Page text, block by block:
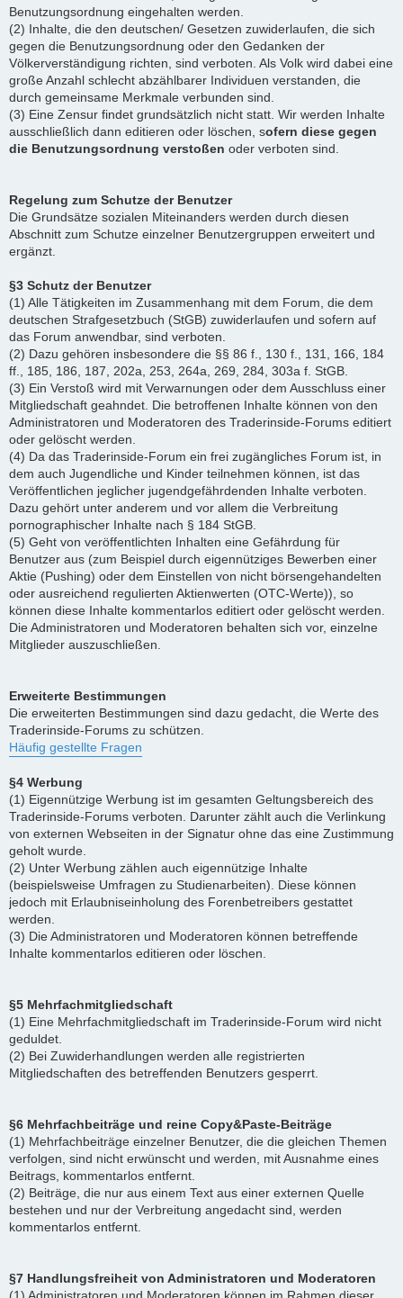
Benutzungsordnung eingehalten werden.
(2) Inhalte, die den deutschen/ Gesetzen zuwiderlaufen, die sich
gegen die Benutzungsordnung oder den Gedanken der
Völkerverständigung richten, sind verboten. Als Volk wird dabei eine
große Anzahl schlecht abzählbarer Individuen verstanden, die
durch gemeinsame Merkmale verbunden sind.
(3) Eine Zensur findet grundsätzlich nicht statt. Wir werden Inhalte
ausschließlich dann editieren oder löschen, sofern diese gegen
die Benutzungsordnung verstoßen oder verboten sind.
Regelung zum Schutze der Benutzer
Die Grundsätze sozialen Miteinanders werden durch diesen
Abschnitt zum Schutze einzelner Benutzergruppen erweitert und
ergänzt.
§3 Schutz der Benutzer
(1) Alle Tätigkeiten im Zusammenhang mit dem Forum, die dem
deutschen Strafgesetzbuch (StGB) zuwiderlaufen und sofern auf
das Forum anwendbar, sind verboten.
(2) Dazu gehören insbesondere die §§ 86 f., 130 f., 131, 166, 184
ff., 185, 186, 187, 202a, 253, 264a, 269, 284, 303a f. StGB.
(3) Ein Verstoß wird mit Verwarnungen oder dem Ausschluss einer
Mitgliedschaft geahndet. Die betroffenen Inhalte können von den
Administratoren und Moderatoren des Traderinside-Forums editiert
oder gelöscht werden.
(4) Da das Traderinside-Forum ein frei zugängliches Forum ist, in
dem auch Jugendliche und Kinder teilnehmen können, ist das
Veröffentlichen jeglicher jugendgefährdenden Inhalte verboten.
Dazu gehört unter anderem und vor allem die Verbreitung
pornographischer Inhalte nach § 184 StGB.
(5) Geht von veröffentlichten Inhalten eine Gefährdung für
Benutzer aus (zum Beispiel durch eigennütziges Bewerben einer
Aktie (Pushing) oder dem Einstellen von nicht börsengehandelten
oder ausreichend regulierten Aktienwerten (OTC-Werte)), so
können diese Inhalte kommentarlos editiert oder gelöscht werden.
Die Administratoren und Moderatoren behalten sich vor, einzelne
Mitglieder auszuschließen.
Erweiterte Bestimmungen
Die erweiterten Bestimmungen sind dazu gedacht, die Werte des
Traderinside-Forums zu schützen.
Häufig gestellte Fragen
§4 Werbung
(1) Eigennützige Werbung ist im gesamten Geltungsbereich des
Traderinside-Forums verboten. Darunter zählt auch die Verlinkung
von externen Webseiten in der Signatur ohne das eine Zustimmung
geholt wurde.
(2) Unter Werbung zählen auch eigennützige Inhalte
(beispielsweise Umfragen zu Studienarbeiten). Diese können
jedoch mit Erlaubniseinholung des Forenbetreibers gestattet
werden.
(3) Die Administratoren und Moderatoren können betreffende
Inhalte kommentarlos editieren oder löschen.
§5 Mehrfachmitgliedschaft
(1) Eine Mehrfachmitgliedschaft im Traderinside-Forum wird nicht
geduldet.
(2) Bei Zuwiderhandlungen werden alle registrierten
Mitgliedschaften des betreffenden Benutzers gesperrt.
§6 Mehrfachbeiträge und reine Copy&Paste-Beiträge
(1) Mehrfachbeiträge einzelner Benutzer, die die gleichen Themen
verfolgen, sind nicht erwünscht und werden, mit Ausnahme eines
Beitrags, kommentarlos entfernt.
(2) Beiträge, die nur aus einem Text aus einer externen Quelle
bestehen und nur der Verbreitung angedacht sind, werden
kommentarlos entfernt.
§7 Handlungsfreiheit von Administratoren und Moderatoren